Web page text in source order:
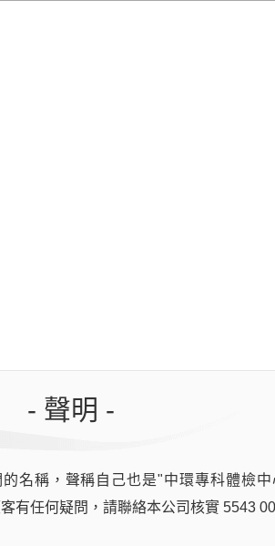
- 聲明 -
名稱，聲稱自己也是"中環專科體檢
有任何疑問，請聯絡本公司核實 5543